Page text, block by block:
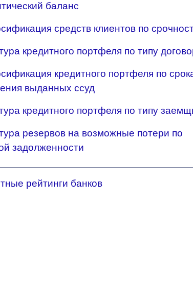
баланс
средств клиентов по
кредитного портфеля по типу
кредитного портфеля по
выданных ссуд
кредитного портфеля по типу
резервов на возможные потери по
задолженности
рейтинги банков